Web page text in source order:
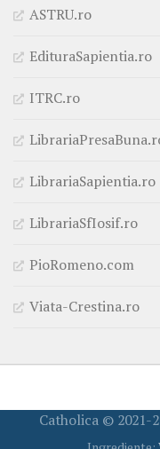
ASTRU.ro
EdituraSapientia.ro
ITRC.ro
LibrariaSapientia.ro
LibrariaSfIosif.ro
PioRomeno.com
Viata-Crestina.ro
Catholica © 2021-